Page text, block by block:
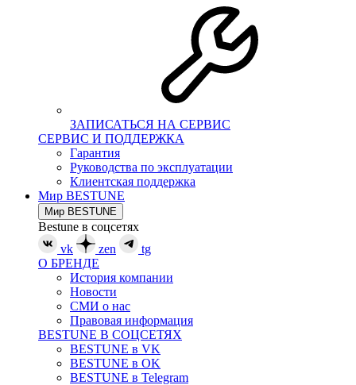
ЗАПИСАТЬСЯ НА СЕРВИС
СЕРВИС И ПОДДЕРЖКА
Гарантия
Руководства по эксплуатации
Клиентская поддержка
Мир BESTUNE
Мир BESTUNE
Bestune в соцсетях
vk
zen
tg
О БРЕНДЕ
История компании
Новости
СМИ о нас
Правовая информация
BESTUNE В СОЦСЕТЯХ
BESTUNE в VK
BESTUNE в OK
BESTUNE в Telegram